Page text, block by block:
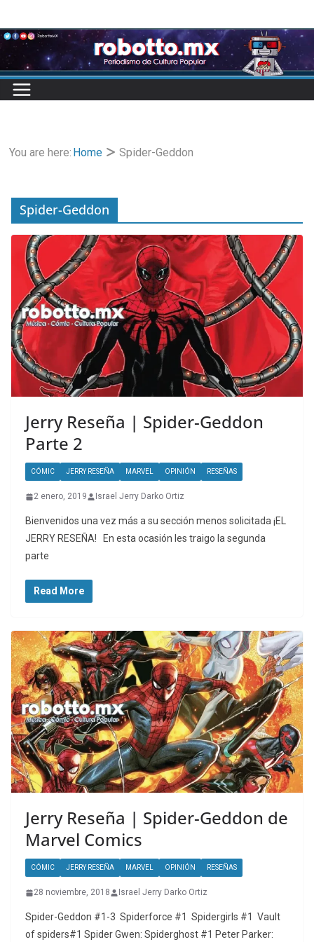
to
content
You are here: Home Spider-Geddon
Spider-Geddon
Jerry Reseña | Spider-Geddon
Parte 2
CÓMIC JERRY RESEÑA MARVEL OPINIÓN RESEÑAS
2 enero, 2019 Israel Jerry Darko Ortiz
Bienvenidos una vez más a su sección menos solicitada ¡EL
JERRY RESEÑA! En esta ocasión les traigo la segunda
parte
Read More
Jerry Reseña | Spider-Geddon de
Marvel Comics
CÓMIC JERRY RESEÑA MARVEL OPINIÓN RESEÑAS
28 noviembre, 2018 Israel Jerry Darko Ortiz
Spider-Geddon #1-3 Spiderforce #1 Spidergirls #1 Vault
of spiders#1 Spider Gwen: Spiderghost #1 Peter Parker: